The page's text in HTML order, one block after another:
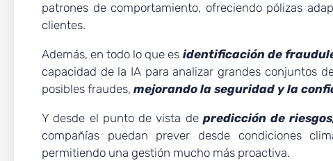
patrones de comportamiento, ofreciendo pólizas
clientes.
Además, en todo lo que es identificación de
capacidad de la IA para analizar grandes conjuntos
posibles fraudes, mejorando la seguridad y la
Y desde el punto de vista de predicción de
compañías puedan prever desde condiciones
permitiendo una gestión mucho más proactiva.